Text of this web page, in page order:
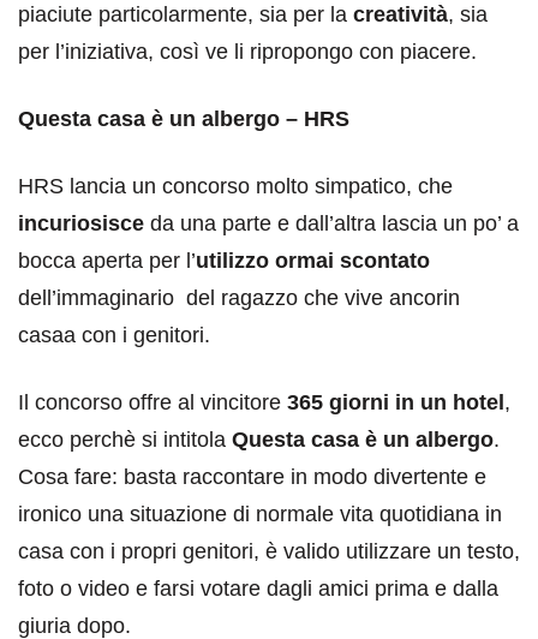
piaciute particolarmente, sia per la creatività, sia
per l’iniziativa, così ve li ripropongo con piacere.
Questa casa è un albergo – HRS
HRS lancia un concorso molto simpatico, che
incuriosisce da una parte e dall’altra lascia un po’ a
bocca aperta per l’utilizzo ormai scontato
dell’immaginario del ragazzo che vive ancorin
casaa con i genitori.
Il concorso offre al vincitore 365 giorni in un hotel,
ecco perchè si intitola Questa casa è un albergo.
Cosa fare: basta raccontare in modo divertente e
ironico una situazione di normale vita quotidiana in
casa con i propri genitori, è valido utilizzare un testo,
foto o video e farsi votare dagli amici prima e dalla
giuria dopo.